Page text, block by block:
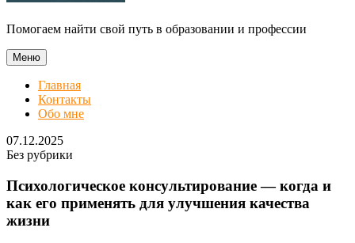
Помогаем найти свой путь в образовании и профессии
Меню
Главная
Контакты
Обо мне
07.12.2025
Без рубрики
Психологическое консультирование — когда и
как его применять для улучшения качества
жизни